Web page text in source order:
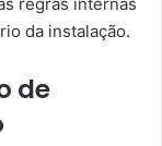
da instalação.
de